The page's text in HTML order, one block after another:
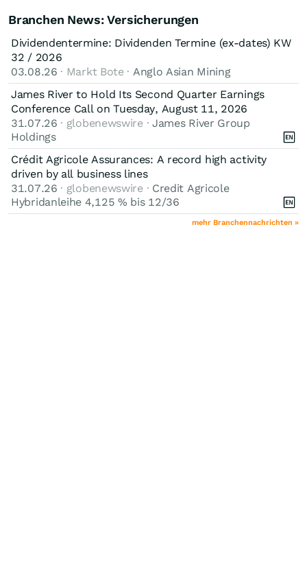
Branchen News: Versicherungen
Dividendentermine: Dividenden Termine (ex-dates) KW
32 / 2026
03.08.26 · Markt Bote · Anglo Asian Mining
James River to Hold Its Second Quarter Earnings
Conference Call on Tuesday, August 11, 2026
31.07.26 · globenewswire · James River Group
Holdings
Crédit Agricole Assurances: A record high activity
driven by all business lines
31.07.26 · globenewswire · Credit Agricole
Hybridanleihe 4,125 % bis 12/36
mehr Branchennachrichten »